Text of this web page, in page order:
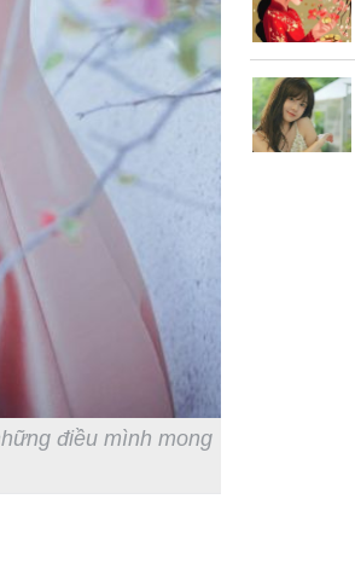
điều mình mong